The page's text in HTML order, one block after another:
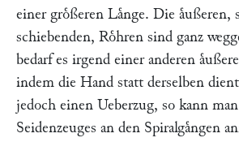
einer groͤßeren Laͤnge. Die aͤußeren,
schiebenden, Roͤhren sind ganz
bedarf es irgend einer anderen
indem die Hand statt derselben
jedoch einen Ueberzug, so kann
Seidenzeuges an den Spiralgaͤngen